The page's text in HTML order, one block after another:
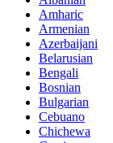
Amharic
Armenian
Azerbaijani
Belarusian
Bengali
Bosnian
Bulgarian
Cebuano
Chichewa